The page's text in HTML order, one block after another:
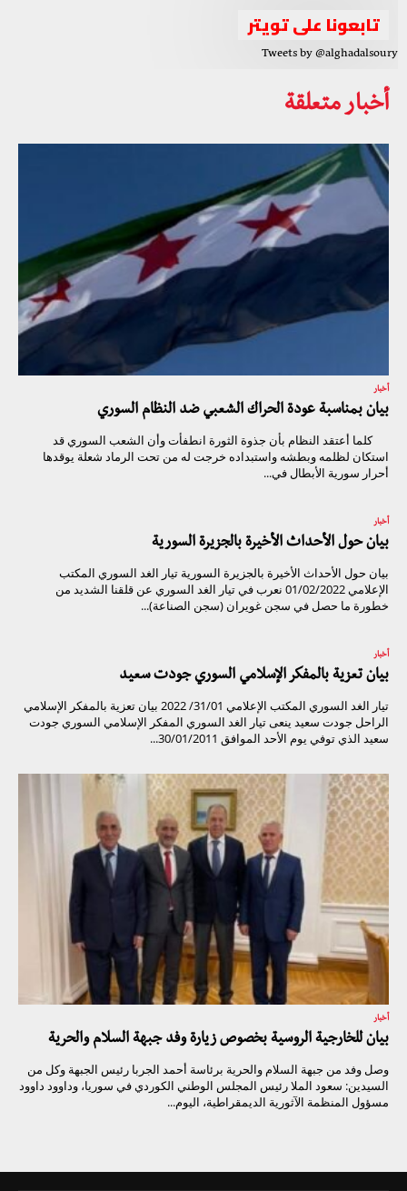
تابعونا على تويتر
Tweets by @alghadalsoury
أخبار متعلقة
أخبار
بيان بمناسبة عودة الحراك الشعبي ضد النظام السوري
كلما أعتقد النظام بأن جذوة الثورة انطفأت وأن الشعب السوري قد
استكان لظلمه وبطشه واستبداده خرجت له من تحت الرماد شعلة يوقدها
أحرار سورية الأبطال في...
أخبار
بيان حول الأحداث الأخيرة بالجزيرة السورية
بيان حول الأحداث الأخيرة بالجزيرة السورية تيار الغد السوري المكتب
الإعلامي 01/02/2022 نعرب في تيار الغد السوري عن قلقنا الشديد من
خطورة ما حصل في سجن غويران (سجن الصناعة)...
أخبار
بيان تعزية بالمفكر الإسلامي السوري جودت سعيد
تيار الغد السوري المكتب الإعلامي 31/01/ 2022 بيان تعزية بالمفكر الإسلامي
الراحل جودت سعيد ينعى تيار الغد السوري المفكر الإسلامي السوري جودت
سعيد الذي توفي يوم الأحد الموافق 30/01/2011...
أخبار
بيان للخارجية الروسية بخصوص زيارة وفد جبهة السلام والحرية
وصل وفد من جبهة السلام والحرية برئاسة أحمد الجربا رئيس الجبهة وكل من
السيدين: سعود الملا رئيس المجلس الوطني الكوردي في سوريا، وداوود داوود
مسؤول المنظمة الآثورية الديمقراطية، اليوم...